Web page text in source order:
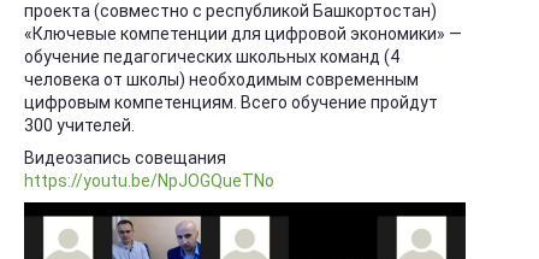
проекта (совместно с республикой Башкортостан)
«Ключевые компетенции для цифровой экономики» —
обучение педагогических школьных команд (4
человека от школы) необходимым современным
цифровым компетенциям. Всего обучение пройдут
300 учителей.
Видеозапись совещания
https://youtu.be/NpJOGQueTNo